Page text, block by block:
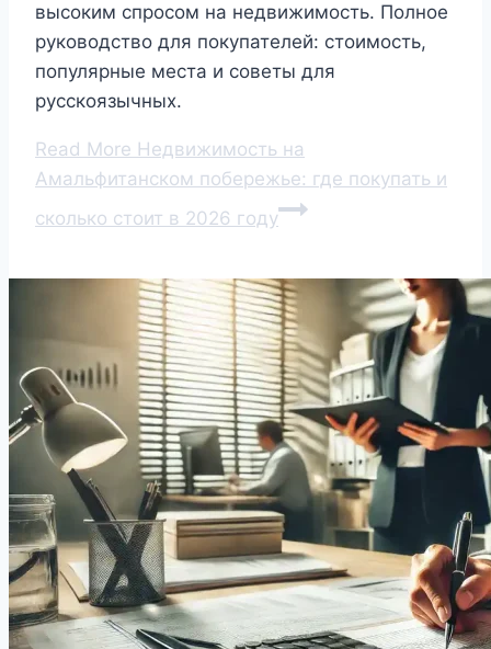
высоким спросом на недвижимость. Полное
руководство для покупателей: стоимость,
популярные места и советы для
русскоязычных.
Read More Недвижимость на
Амальфитанском побережье: где покупать и
сколько стоит в 2026 году